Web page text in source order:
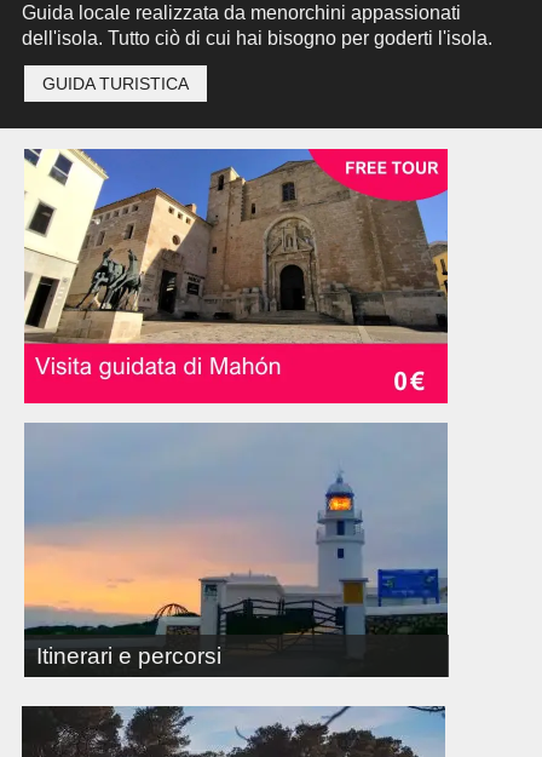
Guida locale realizzata da menorchini appassionati
dell'isola. Tutto ciò di cui hai bisogno per goderti l'isola.
GUIDA TURISTICA
Itinerari e percorsi